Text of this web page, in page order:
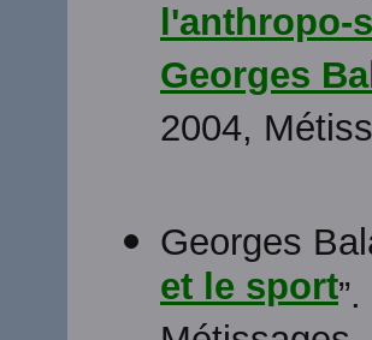
l'anthropo-
Georges
2004,
Georges
et le sport